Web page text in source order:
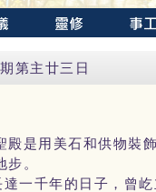
第主廿三日
殿是用美石和供物裝
。
一千年的日子，曾